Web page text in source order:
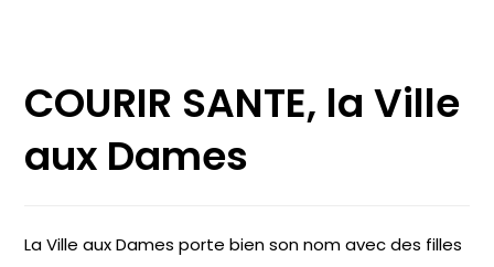
COURIR SANTE, la Ville
aux Dames
La Ville aux Dames porte bien son nom avec des filles